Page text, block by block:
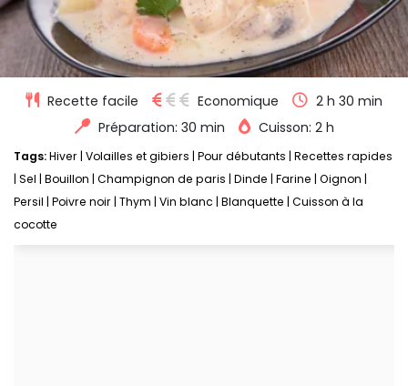
Recette facile Economique
2 h 30 min
Préparation: 30 min
Cuisson: 2 h
Tags:Hiver Volailles et gibiers Pour débutants Recettes rapides
Sel Bouillon Champignon de paris Dinde Farine Oignon
Persil Poivre noir Thym Vin blanc Blanquette Cuisson à la
cocotte